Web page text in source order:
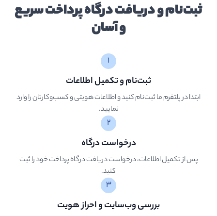
ثبت‌نام و دریافت درگاه پرداخت سریع
و آسان
۱
ثبت‌نام و تکمیل اطلاعات
ابتدا در پلتفرم ما ثبت‌نام کنید و اطلاعات هویتی و کسب‌وکارتان را وارد
نمایید.
۲
درخواست درگاه
پس از تکمیل اطلاعات، درخواست دریافت درگاه پرداخت خود را ثبت
کنید.
۳
بررسی وب‌سایت و احراز هویت